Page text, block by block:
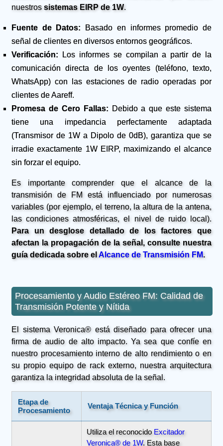
nuestros sistemas EIRP de 1W.
Fuente de Datos: Basado en informes promedio de
señal de clientes en diversos entornos geográficos.
Verificación: Los informes se compilan a partir de la
comunicación directa de los oyentes (teléfono, texto,
WhatsApp) con las estaciones de radio operadas por
clientes de Aareff.
Promesa de Cero Fallas: Debido a que este sistema
tiene una impedancia perfectamente adaptada
(Transmisor de 1W a Dipolo de 0dB), garantiza que se
irradie exactamente 1W EIRP, maximizando el alcance
sin forzar el equipo.
Es importante comprender que el alcance de la
transmisión de FM está influenciado por numerosas
variables (por ejemplo, el terreno, la altura de la antena,
las condiciones atmosféricas, el nivel de ruido local).
Para un desglose detallado de los factores que
afectan la propagación de la señal, consulte nuestra
guía dedicada sobre el Alcance de Transmisión FM.
Procesamiento y Audio Estéreo FM: Calidad de
Transmisión Potente y Nítida
El sistema Veronica® está diseñado para ofrecer una
firma de audio de alto impacto. Ya sea que confíe en
nuestro procesamiento interno de alto rendimiento o en
su propio equipo de rack externo, nuestra arquitectura
garantiza la integridad absoluta de la señal.
Etapa de
Procesamiento
Ventaja Técnica y Función
Utiliza el reconocido Excitador
Veronica® de 1W. Esta base